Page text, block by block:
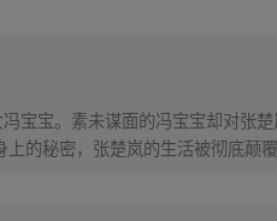
宝宝。素未谋面的冯宝宝却对张
的秘密，张楚岚的生活被彻底颠覆